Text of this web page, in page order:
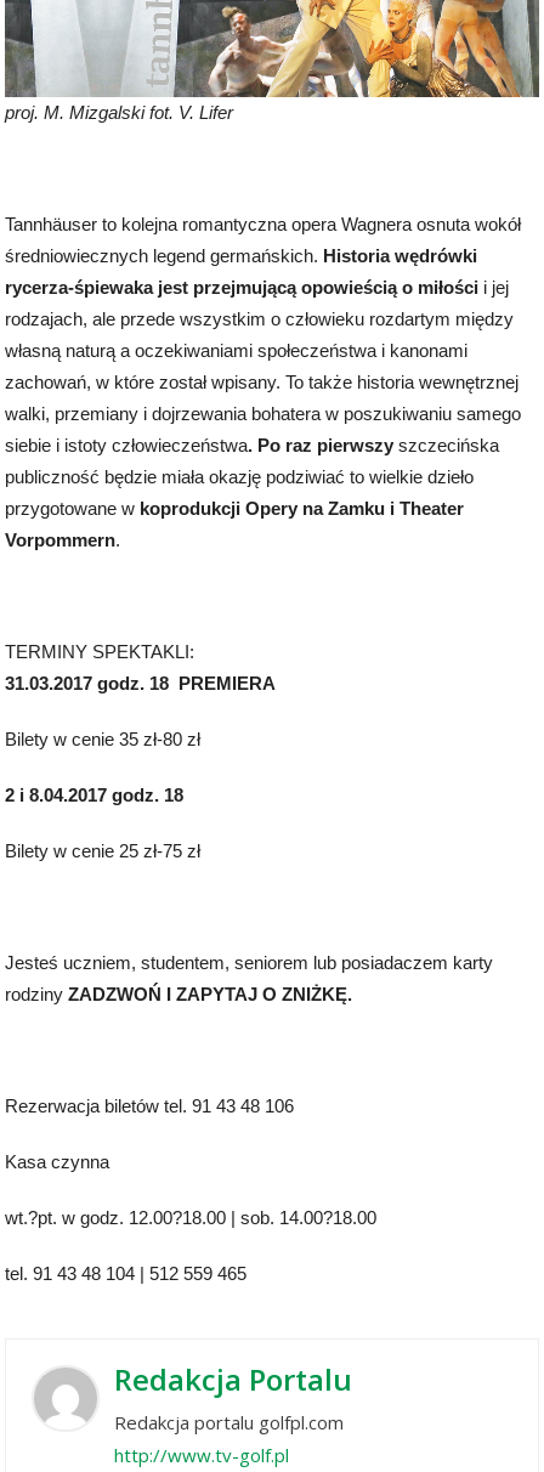
proj. M. Mizgalski fot. V. Lifer
Tannhäuser to kolejna romantyczna opera Wagnera osnuta wokół
średniowiecznych legend germańskich. Historia wędrówki
rycerza-śpiewaka jest przejmującą opowieścią o miłości i jej
rodzajach, ale przede wszystkim o człowieku rozdartym między
własną naturą a oczekiwaniami społeczeństwa i kanonami
zachowań, w które został wpisany. To także historia wewnętrznej
walki, przemiany i dojrzewania bohatera w poszukiwaniu samego
siebie i istoty człowieczeństwa. Po raz pierwszy szczecińska
publiczność będzie miała okazję podziwiać to wielkie dzieło
przygotowane w koprodukcji Opery na Zamku i Theater
Vorpommern.
TERMINY SPEKTAKLI:
31.03.2017 godz. 18 PREMIERA
Bilety w cenie 35 zł-80 zł
2 i 8.04.2017 godz. 18
Bilety w cenie 25 zł-75 zł
Jesteś uczniem, studentem, seniorem lub posiadaczem karty
rodzinyZADZWOŃ I ZAPYTAJ O ZNIŻKĘ.
Rezerwacja biletów tel. 91 43 48 106
Kasa czynna
wt.?pt. w godz. 12.00?18.00 | sob. 14.00?18.00
tel. 91 43 48 104 | 512 559 465
Redakcja Portalu
Redakcja portalu golfpl.com
http://www.tv-golf.pl